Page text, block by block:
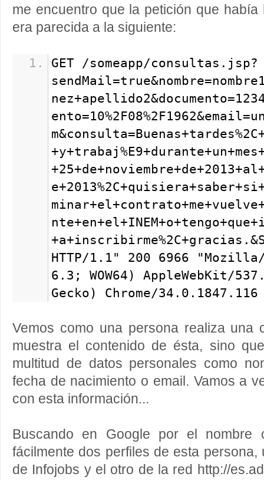
me encuentro que la petición que
era parecida a la siguiente:
GET /someapp/consultas.jsp?
HTTP/1.1" 200 6966
6.3; WOW64) AppleWebKit/
Gecko) Chrome/
Vemos como una persona realiza una
muestra el contenido de ésta, sino
multitud de datos personales como
fecha de nacimiento o email. Vamos a
con esta información...
Buscando en Google por el nombre
fácilmente dos perfiles de esta persona,
de Infojobs y el otro de la red http://